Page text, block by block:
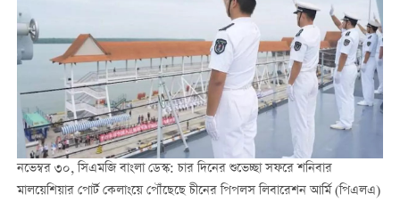
নভেম্বর ৩০, সিএমজি বাংলা ডেস্ক: চার দিনের শুভেচ্ছা সফরে শনিবার
মালয়েশিয়ার পোর্ট কেলাংয়ে পৌঁছেছে চীনের পিপলস লিবারেশন আর্মি (পিএলএ)